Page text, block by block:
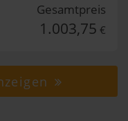
Gesamtpreis
1.003,75 €